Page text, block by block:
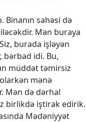
Binanın sahəsi də
Mən buraya
burada işləyən
bərbad idi. Bu,
müddət təmirsiz
mənə
Mən də dərhal
birlikdə iştirak edirik.
Mədəniyyət